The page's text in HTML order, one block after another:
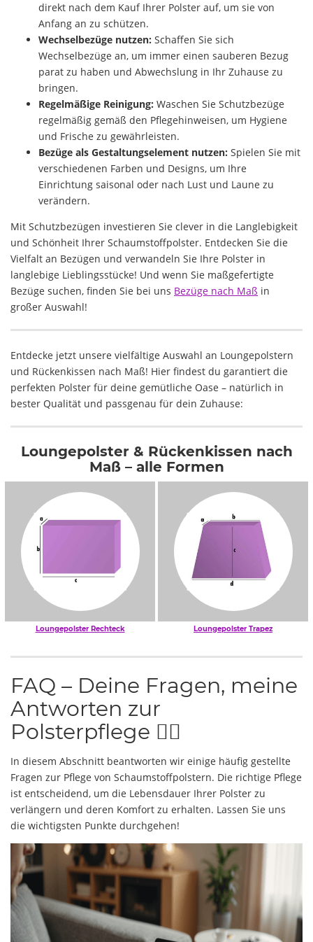
direkt nach dem Kauf Ihrer Polster auf, um sie von
Anfang an zu schützen.
Wechselbezüge nutzen: Schaffen Sie sich
Wechselbezüge an, um immer einen sauberen Bezug
parat zu haben und Abwechslung in Ihr Zuhause zu
bringen.
Regelmäßige Reinigung: Waschen Sie Schutzbezüge
regelmäßig gemäß den Pflegehinweisen, um Hygiene
und Frische zu gewährleisten.
Bezüge als Gestaltungselement nutzen: Spielen Sie mit
verschiedenen Farben und Designs, um Ihre
Einrichtung saisonal oder nach Lust und Laune zu
verändern.
Mit Schutzbezügen investieren Sie clever in die Langlebigkeit
und Schönheit Ihrer Schaumstoffpolster. Entdecken Sie die
Vielfalt an Bezügen und verwandeln Sie Ihre Polster in
langlebige Lieblingsstücke! Und wenn Sie maßgefertigte
Bezüge suchen, finden Sie bei uns Bezüge nach Maß in
großer Auswahl!
Entdecke jetzt unsere vielfältige Auswahl an Loungepolstern
und Rückenkissen nach Maß! Hier findest du garantiert die
perfekten Polster für deine gemütliche Oase – natürlich in
bester Qualität und passgenau für dein Zuhause:
Loungepolster & Rückenkissen nach
Maß – alle Formen
Loungepolster Rechteck Loungepolster Trapez
FAQ – Deine Fragen, meine
Antworten zur
Polsterpflege 🙋‍♀️
In diesem Abschnitt beantworten wir einige häufig gestellte
Fragen zur Pflege von Schaumstoffpolstern. Die richtige Pflege
ist entscheidend, um die Lebensdauer Ihrer Polster zu
verlängern und deren Komfort zu erhalten. Lassen Sie uns
die wichtigsten Punkte durchgehen!